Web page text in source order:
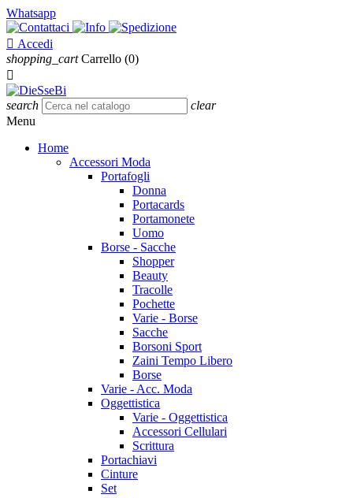
Whatsapp
 Accedi
shopping_cart Carrello (0)

search
clear
Menu
Home
Accessori Moda
Portafogli
Donna
Portacards
Portamonete
Uomo
Borse - Sacche
Shopper
Beauty
Tracolle
Pochette
Varie - Borse
Sacche
Borsoni Sport
Zaini Tempo Libero
Borse
Varie - Acc. Moda
Oggettistica
Varie - Oggettistica
Accessori Cellulari
Scrittura
Portachiavi
Cinture
Set